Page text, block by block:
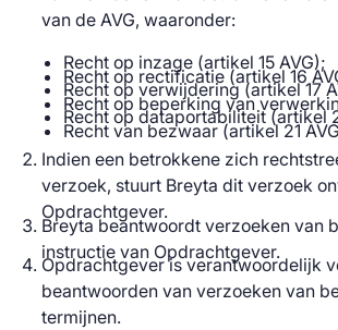
van de AVG, waaronder:
Recht op inzage (artikel 15 AVG);
Recht op rectificatie (artikel 16
Recht op verwijdering (artikel 17
Recht op beperking van
Recht op dataportabiliteit (artikel
Recht van bezwaar (artikel 21
Indien een betrokkene zich
verzoek, stuurt Breyta dit verzoek
Opdrachtgever.
Breyta beantwoordt verzoeken van
instructie van Opdrachtgever.
Opdrachtgever is verantwoordelijk
beantwoorden van verzoeken van
termijnen.